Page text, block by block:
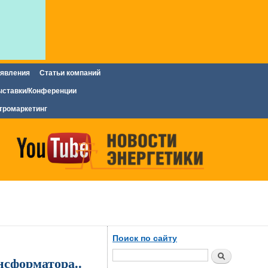
Статьи компаний
Конференции
Поиск по сайту
Поиск